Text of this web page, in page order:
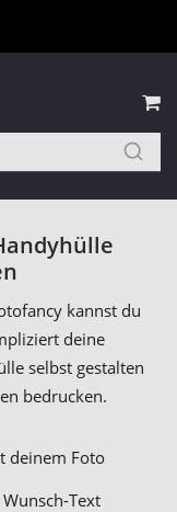
kannst du
deine
selbst gestalten
bedrucken.
deinem Foto
Text